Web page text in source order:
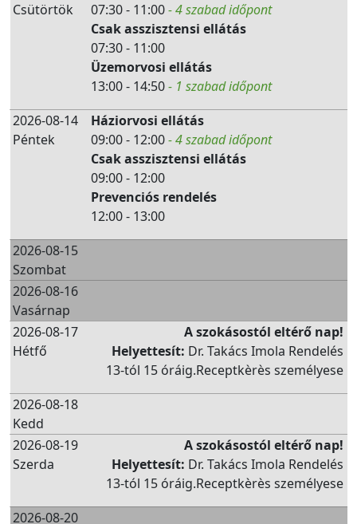
Csütörtök
07:30 - 11:00- 4 szabad időpont
Csak asszisztensi ellátás
07:30 - 11:00
Üzemorvosi ellátás
13:00 - 14:50- 1 szabad időpont
2026-08-14
Péntek
Háziorvosi ellátás
09:00 - 12:00- 4 szabad időpont
Csak asszisztensi ellátás
09:00 - 12:00
Prevenciós rendelés
12:00 - 13:00
2026-08-15
Szombat
2026-08-16
Vasárnap
2026-08-17
Hétfő
A szokásostól eltérő nap!
Helyettesít: Dr. Takács Imola Rendelés
13-tól 15 óráig.Receptkèrès személyese
2026-08-18
Kedd
2026-08-19
Szerda
A szokásostól eltérő nap!
Helyettesít: Dr. Takács Imola Rendelés
13-tól 15 óráig.Receptkèrès személyese
2026-08-20